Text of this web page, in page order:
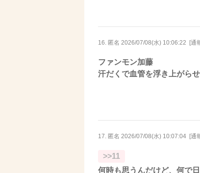
16. 匿名 2026/07/08(水) 10:06:22 [通
ファンモン加藤
汗だくで血管を浮き上がら
17. 匿名 2026/07/08(水) 10:07:04 [通
>>11
何時も思うんだけど、何で